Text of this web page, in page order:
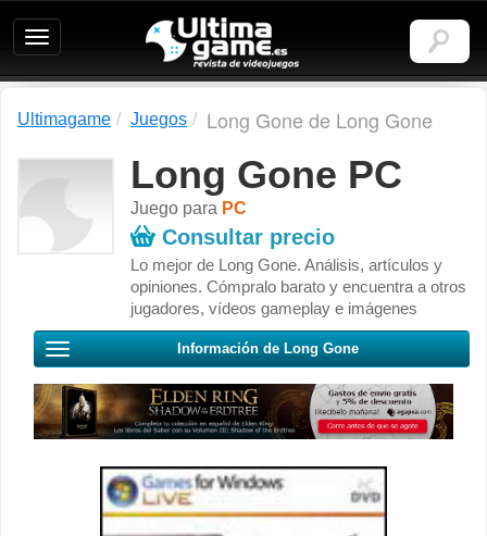
Ultimagame:
Revista
de
Ultimagame Juegos Long Gone de Long Gone
Long Gone PC
Juego para PC
Consultar precio
Lo mejor de Long Gone. Análisis, artículos y
opiniones. Cómpralo barato y encuentra a otros
jugadores, vídeos gameplay e imágenes
Información de Long Gone